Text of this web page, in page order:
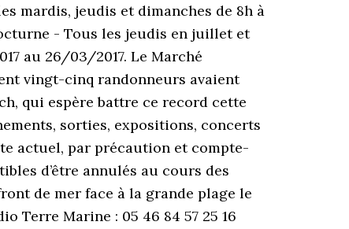
mardis, jeudis et dimanches de 8h à
- Tous les jeudis en juillet et
au 26/03/2017. Le Marché
vingt-cinq randonneurs avaient
qui espère battre ce record cette
sorties, expositions, concerts
actuel, par précaution et compte-
d’être annulés au cours des
de mer face à la grande plage le
Terre Marine : 05 46 84 57 25 16